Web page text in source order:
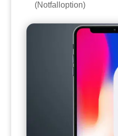
(Notfalloption)